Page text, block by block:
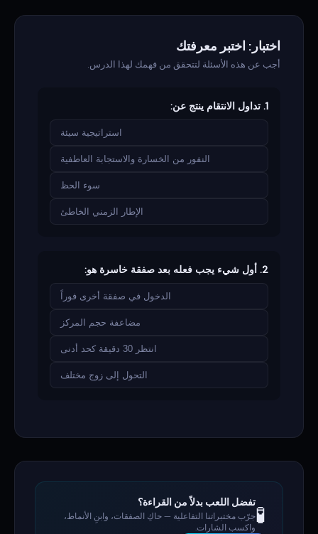
اختبار: اختبر معرفتك
أجب عن هذه الأسئلة لتتحقق من فهمك لهذا الدرس.
1. تداول الانتقام ينتج عن:
استراتيجية سيئة
النفور من الخسارة والاستجابة العاطفية
سوء الحظ
الإطار الزمني الخاطئ
2. أول شيء يجب فعله بعد صفقة خاسرة هو:
الدخول في صفقة أخرى فوراً
مضاعفة حجم المركز
انتظر 30 دقيقة كحد أدنى
التحول إلى زوج مختلف
🧪تفضل اللعب بدلاً من القراءة؟
جرّب مختبراتنا التفاعلية — حاكِ الصفقات، وابنِ الأنماط،
واكسب الشارات.